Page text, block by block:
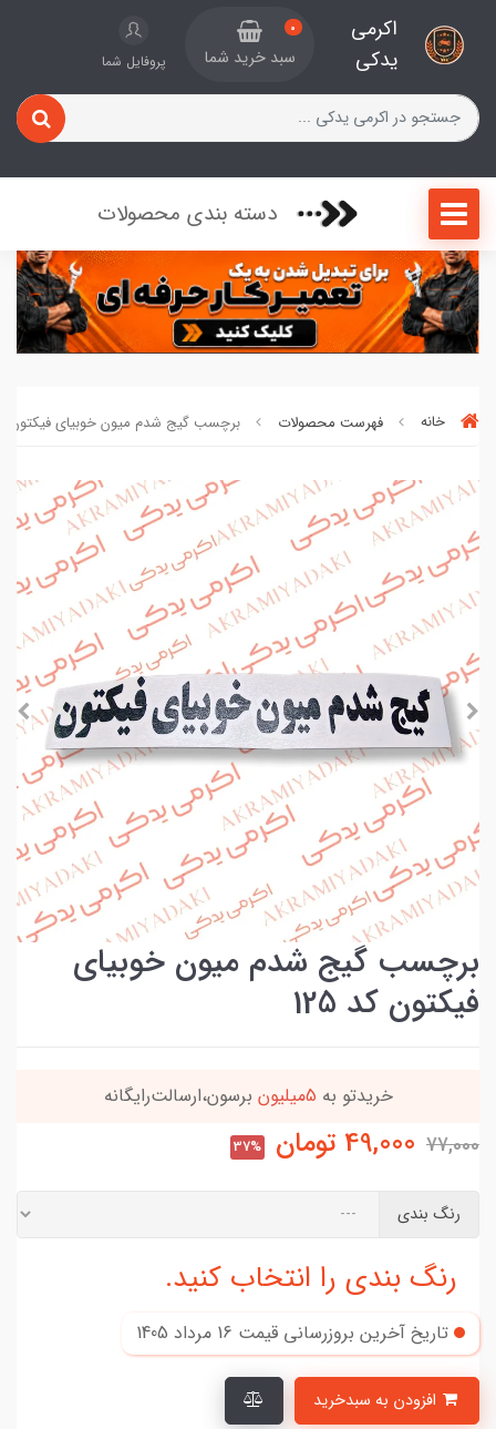
اکرمی
یدکی
0
سبد خرید شما پروفایل شما
دسته بندی محصولات
خانه فهرست محصولات برچسب گیج شدم میون خوبیای فیکتون کد
برچسب گیج شدم میون خوبیای
فیکتون کد 125
این کالا رو میتونی4 قسطه بخری
77,000
49,000 تومان 37%
رنگ بندی
رنگ بندی را انتخاب کنید.
تاریخ آخرین بروزرسانی قیمت 16 مرداد 1405